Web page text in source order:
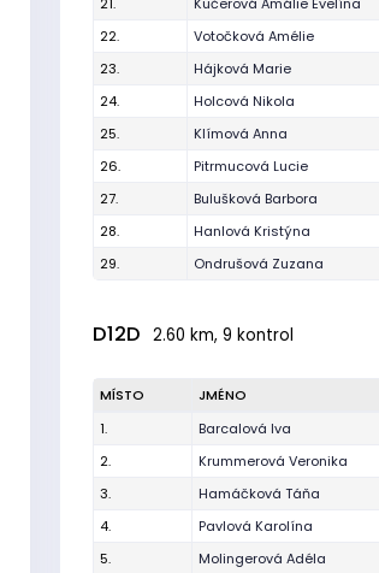
22.
Votočková Amélie
23.
Hájková Marie
24.
Holcová Nikola
25.
Klímová Anna
26.
Pitrmucová Lucie
27.
Bulušková Barbora
28.
Hanlová Kristýna
29.
Ondrušová Zuzana
D12D 2.60 km, 9 kontrol
MÍSTO JMÉNO
1.
Barcalová Iva
2.
Krummerová Veronika
3.
Hamáčková Táňa
4.
Pavlová Karolína
5.
Molingerová Adéla